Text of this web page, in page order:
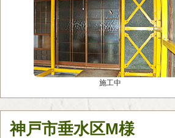
施工中
神戸市垂水区M様